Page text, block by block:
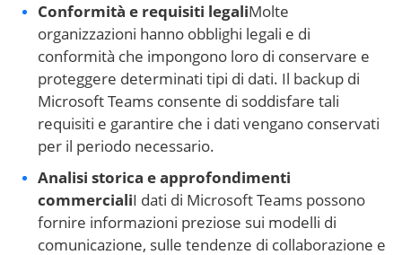
Conformità e requisiti legaliMolte
organizzazioni hanno obblighi legali e di
conformità che impongono loro di conservare e
proteggere determinati tipi di dati. Il backup di
Microsoft Teams consente di soddisfare tali
requisiti e garantire che i dati vengano conservati
per il periodo necessario.
Analisi storica e approfondimenti
commercialiI dati di Microsoft Teams possono
fornire informazioni preziose sui modelli di
comunicazione, sulle tendenze di collaborazione e